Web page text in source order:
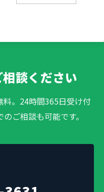
談ください
料。24時間365日受け付
ご相談も可能です。